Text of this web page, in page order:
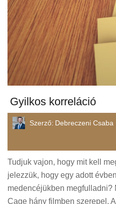
Gyilkos korreláció
Szerző: Debreczeni Csaba
Tudjuk vajon, hogy mit kell
jelezzük, hogy egy adott
medencéjükben
Cage hány filmben szerepel.